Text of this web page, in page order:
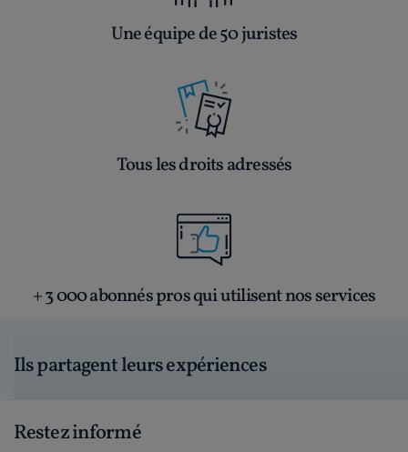
Une équipe de 50 juristes
Tous les droits adressés
+ 3 000 abonnés pros qui utilisent nos services
Ils partagent leurs expériences
Restez informé